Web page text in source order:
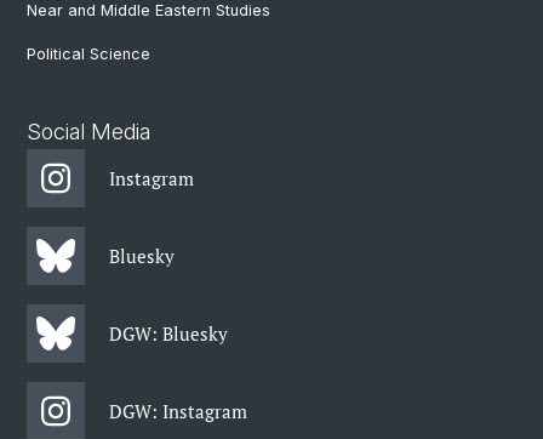
Near and Middle Eastern Studies
Political Science
Social Media
Instagram
Bluesky
DGW: Bluesky
DGW: Instagram